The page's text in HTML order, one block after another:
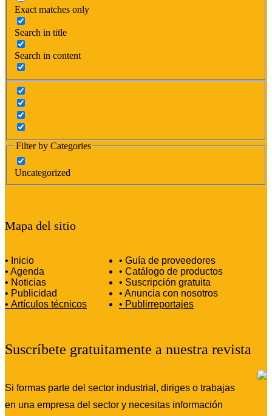
Exact matches only
Search in title
Search in content
Filter by Categories
Uncategorized
Mapa del sitio
• Inicio
• Agenda
• Noticias
• Publicidad
• Artículos técnicos
• Guía de proveedores
• Catálogo de productos
• Suscripción gratuita
• Anuncia con nosotros
• Publirreportajes
Suscríbete gratuitamente a nuestra revista
Si formas parte del sector industrial, diriges o trabajas
en una empresa del sector y necesitas información